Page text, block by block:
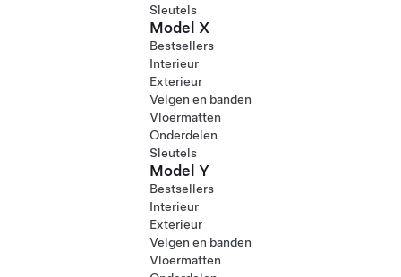
Sleutels
Model X
Bestsellers
Interieur
Exterieur
Velgen en banden
Vloermatten
Onderdelen
Sleutels
Model Y
Bestsellers
Interieur
Exterieur
Velgen en banden
Vloermatten